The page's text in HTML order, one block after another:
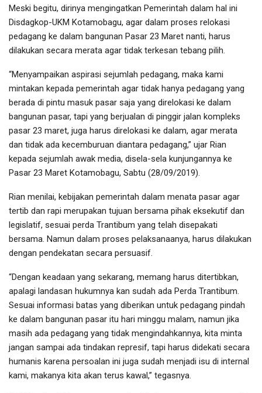
Meski begitu, dirinya mengingatkan Pemerintah dalam hal ini
Disdagkop-UKM Kotamobagu, agar dalam proses relokasi
pedagang ke dalam bangunan Pasar 23 Maret nanti, harus
dilakukan secara merata agar tidak terkesan tebang pilih.
“Menyampaikan aspirasi sejumlah pedagang, maka kami
mintakan kepada pemerintah agar tidak hanya pedagang yang
berada di pintu masuk pasar saja yang direlokasi ke dalam
bangunan pasar, tapi yang berjualan di pinggir jalan kompleks
pasar 23 maret, juga harus direlokasi ke dalam, agar merata
dan tidak ada kecemburuan diantara pedagang,” ujar Rian
kepada sejumlah awak media, disela-sela kunjungannya ke
Pasar 23 Maret Kotamobagu, Sabtu (28/09/2019).
Rian menilai, kebijakan pemerintah dalam menata pasar agar
tertib dan rapi merupakan tujuan bersama pihak eksekutif dan
legislatif, sesuai perda Trantibum yang telah disepakati
bersama. Namun dalam proses pelaksanaanya, harus dilakukan
dengan pendekatan secara persuasif.
“Dengan keadaan yang sekarang, memang harus ditertibkan,
apalagi landasan hukumnya kan sudah ada Perda Trantibum.
Sesuai informasi batas yang diberikan untuk pedagang pindah
ke dalam bangunan pasar itu hari minggu malam, namun jika
masih ada pedagang yang tidak mengindahkannya, kita minta
jangan sampai ada tindakan represif, tapi harus didekati secara
humanis karena persoalan ini juga sudah menjadi isu di internal
kami, makanya kita akan terus kawal,” tegasnya.